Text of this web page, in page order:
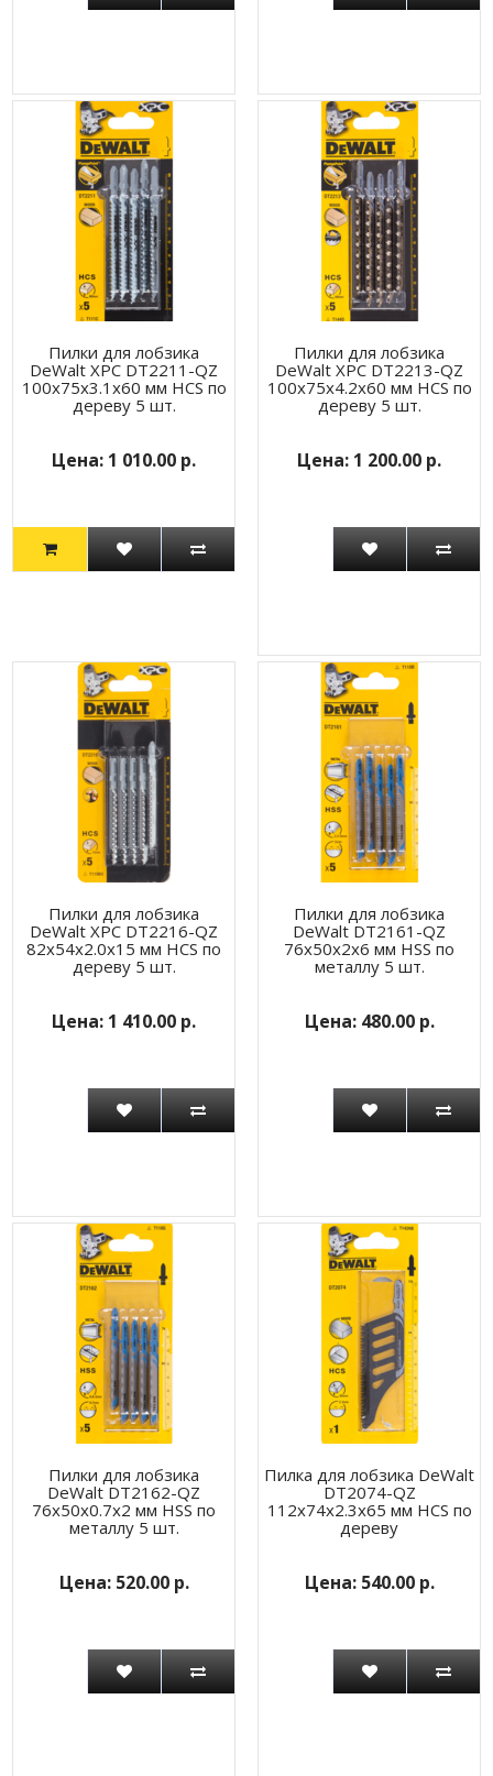
Пилки для лобзика
DeWalt XPC DT2211-QZ
100x75x3.1x60 мм HCS по
дереву 5 шт.
1 010.00 р.
Пилки для лобзика
DeWalt XPC DT2213-QZ
100х75х4.2х60 мм HCS по
дереву 5 шт.
1 200.00 р.
Пилки для лобзика
DeWalt XPC DT2216-QZ
82x54x2.0x15 мм HCS по
дереву 5 шт.
1 410.00 р.
Пилки для лобзика
DeWalt DT2161-QZ
76x50x2x6 мм HSS по
металлу 5 шт.
480.00 р.
Пилки для лобзика
DeWalt DT2162-QZ
76х50х0.7х2 мм HSS по
металлу 5 шт.
520.00 р.
Пилка для лобзика DeWalt
DT2074-QZ
112x74x2.3x65 мм HCS по
дереву
540.00 р.